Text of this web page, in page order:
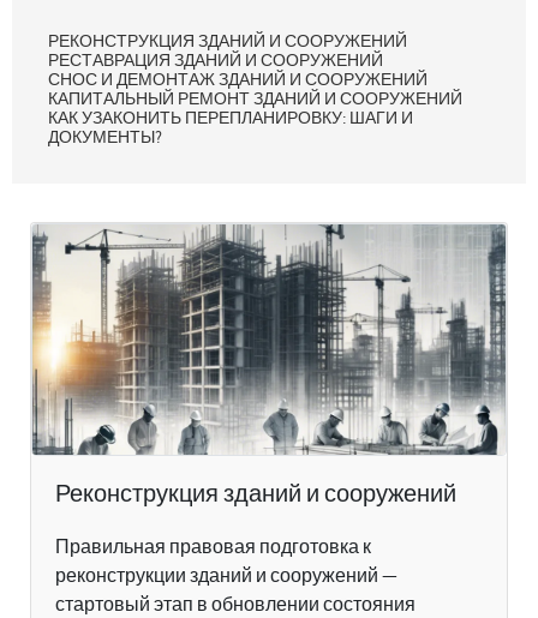
РЕКОНСТРУКЦИЯ ЗДАНИЙ И СООРУЖЕНИЙ
РЕСТАВРАЦИЯ ЗДАНИЙ И СООРУЖЕНИЙ
СНОС И ДЕМОНТАЖ ЗДАНИЙ И СООРУЖЕНИЙ
КАПИТАЛЬНЫЙ РЕМОНТ ЗДАНИЙ И СООРУЖЕНИЙ
КАК УЗАКОНИТЬ ПЕРЕПЛАНИРОВКУ: ШАГИ И
ДОКУМЕНТЫ?
Реконструкция зданий и сооружений
Правильная правовая подготовка к
реконструкции зданий и сооружений —
стартовый этап в обновлении состояния